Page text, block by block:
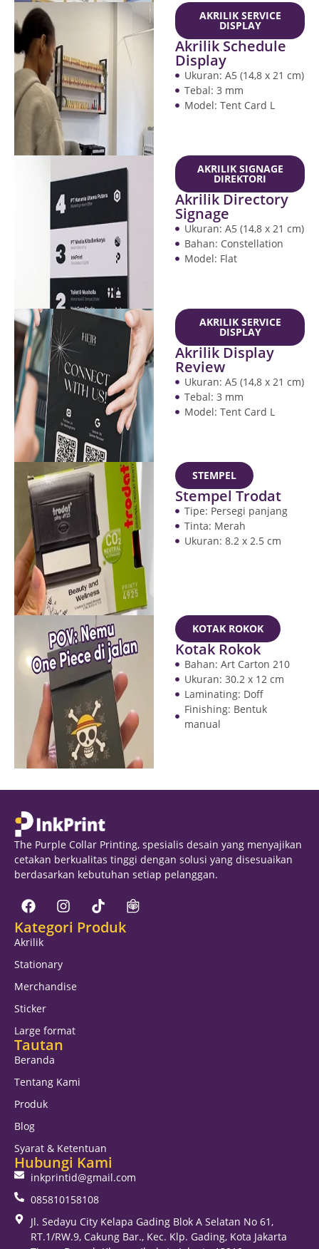
AKRILIK SERVICE
DISPLAY
Akrilik Schedule
Display
Ukuran: A5 (14,8 x 21 cm)
Tebal: 3 mm
Model: Tent Card L
AKRILIK SIGNAGE
DIREKTORI
Akrilik Directory
Signage
Ukuran: A5 (14,8 x 21 cm)
Bahan: Constellation
Model: Flat
AKRILIK SERVICE
DISPLAY
Akrilik Display
Review
Ukuran: A5 (14,8 x 21 cm)
Tebal: 3 mm
Model: Tent Card L
STEMPEL
Stempel Trodat
Tipe: Persegi panjang
Tinta: Merah
Ukuran: 8.2 x 2.5 cm
KOTAK ROKOK
Kotak Rokok
Bahan: Art Carton 210
Ukuran: 30.2 x 12 cm
Laminating: Doff
Finishing: Bentuk
manual
The Purple Collar Printing, spesialis desain yang menyajikan
cetakan berkualitas tinggi dengan solusi yang disesuaikan
berdasarkan kebutuhan setiap pelanggan.
Kategori Produk
Akrilik
Stationary
Merchandise
Sticker
Large format
Tautan
Beranda
Tentang Kami
Produk
Blog
Syarat & Ketentuan
Hubungi Kami
inkprintid@gmail.com
085810158108
Jl. Sedayu City Kelapa Gading Blok A Selatan No 61,
RT.1/RW.9, Cakung Bar., Kec. Klp. Gading, Kota Jakarta